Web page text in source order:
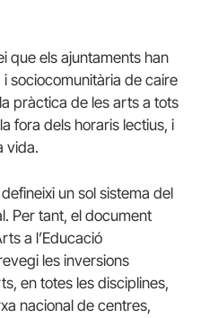
que els ajuntaments han
sociocomunitària de caire
pràctica de les arts a tots
fora dels horaris lectius, i
vida.
un sol sistema del
Per tant, el document
a l’Educació
les inversions
en totes les disciplines,
nacional de centres,